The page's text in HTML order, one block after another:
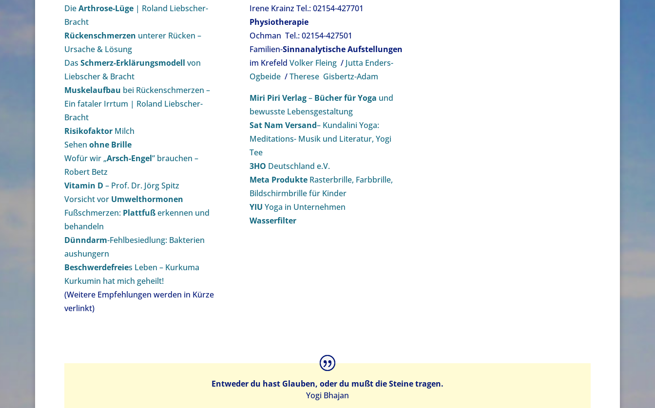
DieArthrose-Lüge | Roland Liebscher-
Bracht
Rückenschmerzen unterer Rücken –
Ursache & Lösung
Das Schmerz-Erklärungsmodell von
Liebscher & Bracht
Muskelaufbau bei Rückenschmerzen –
Ein fataler Irrtum | Roland Liebscher-
Bracht
Risikofaktor Milch
Sehen ohne Brille
Wofür wir „Arsch-Engel” brauchen –
Robert Betz
Vitamin D – Prof. Dr. Jörg Spitz
Vorsicht vor Umwelthormonen
Fußschmerzen: Plattfußerkennen und
behandeln
Dünndarm-Fehlbesiedlung: Bakterien
aushungern
Beschwerdefreies Leben – Kurkuma
Kurkumin hat mich geheilt!
(Weitere Empfehlungen werden in Kürze
verlinkt)
Irene Krainz Tel.: 02154-427701
Physiotherapie
Ochman Tel.: 02154-427501
Familien-SinnanalytischeAufstellungen
im Krefeld Volker Fleing / Jutta Enders-
Ogbeide/Therese Gisbertz-Adam
Miri Piri Verlag– Bücher für Yoga und
bewusste Lebensgestaltung
Sat Nam Versand– Kundalini Yoga:
Meditations- Musik und Literatur, Yogi
Tee
3HO Deutschland e.V.
Meta ProdukteRasterbrille, Farbbrille,
Bildschirmbrille für Kinder
YIU Yoga in Unternehmen
Wasserfilter
Entweder du hast Glauben, oder du mußt die Steine tragen.
Yogi Bhajan